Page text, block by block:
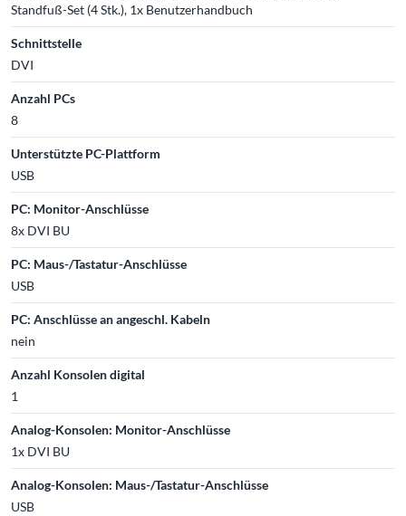
Standfuß-Set (4 Stk.), 1x Benutzerhandbuch
Schnittstelle
DVI
Anzahl PCs
8
Unterstützte PC-Plattform
USB
PC: Monitor-Anschlüsse
8x DVI BU
PC: Maus-/Tastatur-Anschlüsse
USB
PC: Anschlüsse an angeschl. Kabeln
nein
Anzahl Konsolen digital
1
Analog-Konsolen: Monitor-Anschlüsse
1x DVI BU
Analog-Konsolen: Maus-/Tastatur-Anschlüsse
USB